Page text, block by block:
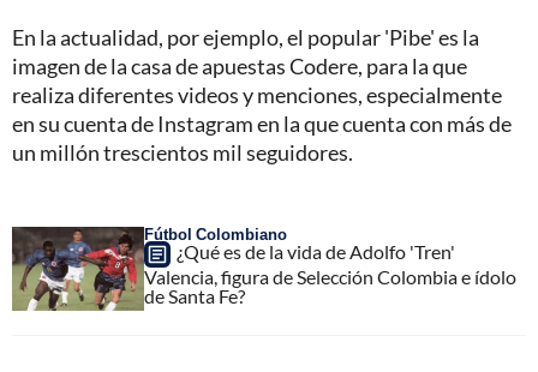
En la actualidad, por ejemplo, el popular 'Pibe' es la
imagen de la casa de apuestas Codere, para la que
realiza diferentes videos y menciones, especialmente
en su cuenta de Instagram en la que cuenta con más de
un millón trescientos mil seguidores.
Fútbol Colombiano
¿Qué es de la vida de Adolfo 'Tren'
Valencia, figura de Selección Colombia e ídolo
de Santa Fe?